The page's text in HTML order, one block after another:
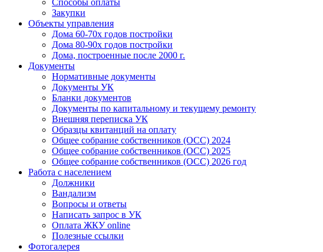
Закупки
Объекты управления
Дома 60-70х годов постройки
Дома 80-90х годов постройки
Дома, построенные после 2000 г.
Документы
Нормативные документы
Документы УК
Бланки документов
Документы по капитальному и текущему ремонту
Внешняя переписка УК
Образцы квитанций на оплату
Общее собрание собственников (ОСС) 2024
Общее собрание собственников (ОСС) 2025
Общее собрание собственников (ОСС) 2026 год
Работа с населением
Должники
Вандализм
Вопросы и ответы
Написать запрос в УК
Оплата ЖКУ online
Полезные ссылки
Фотогалерея